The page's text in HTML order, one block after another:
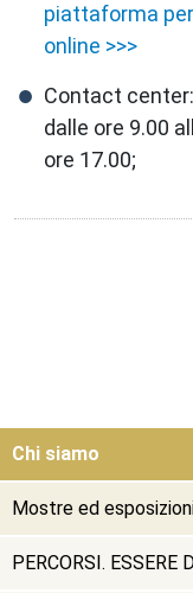
piattaforma
online >>>
Contact
dalle ore 9.00
ore 17.00;
Menu
Chi siamo
Mostre ed
PERCORSI.